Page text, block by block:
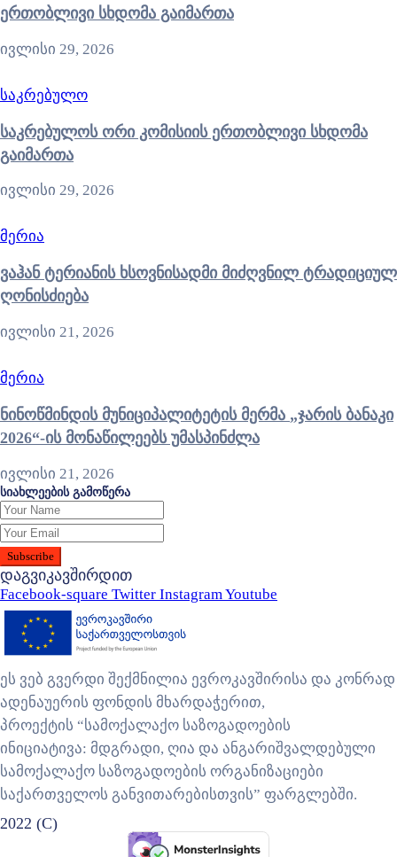
ერთობლივი სხდომა გაიმართა
ივლისი 29, 2026
საკრებულო
საკრებულოს ორი კომისიის ერთობლივი სხდომა
გაიმართა
ივლისი 29, 2026
მერია
ვაჰან ტერიანის ხსოვნისადმი მიძღვნილ ტრადიციულ
ღონისძიება
ივლისი 21, 2026
მერია
ნინოწმინდის მუნიციპალიტეტის მერმა „ჯარის ბანაკი
2026“-ის მონაწილეებს უმასპინძლა
ივლისი 21, 2026
სიახლეების გამოწერა
დაგვიკავშირდით
Facebook-square Twitter InstagramYoutube
ეს ვებ გვერდი შექმნილია ევროკავშირისა და კონრად
ადენაუერის ფონდის მხარდაჭერით,
პროექტის “სამოქალაქო საზოგადოების
ინიციატივა: მდგრადი, ღია და ანგარიშვალდებული
სამოქალაქო საზოგადოების ორგანიზაციები
საქართველოს განვითარებისთვის” ფარგლებში.
2022 (C)